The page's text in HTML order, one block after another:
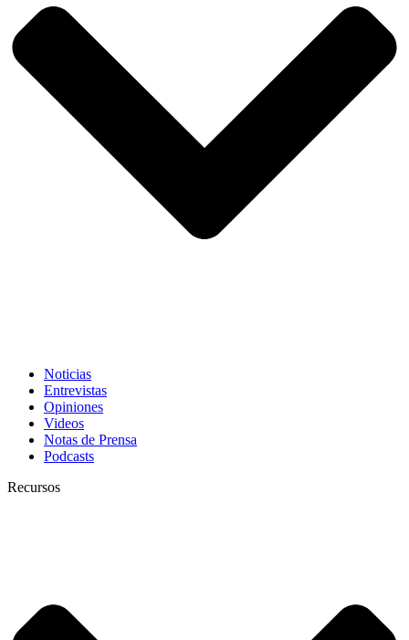
Noticias
Entrevistas
Opiniones
Videos
Notas de Prensa
Podcasts
Recursos